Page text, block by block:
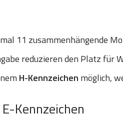
11 zusammenhängende
reduzieren den Platz
H-Kennzeichen möglich,
Kennzeichen